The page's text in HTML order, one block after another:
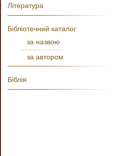
Література
Бібліотечний каталог
за назвою
за автором
Біблія